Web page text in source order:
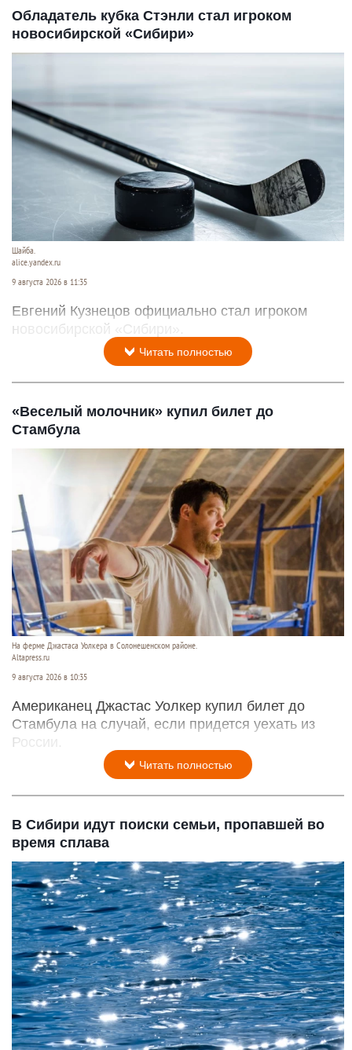
Обладатель кубка Стэнли стал игроком
новосибирской «Сибири»
Шайба.
alice.yandex.ru
9 августа 2026 в 11:35
Евгений Кузнецов официально стал игроком
новосибирской «Сибири».
Читать полностью
«Веселый молочник» купил билет до
Стамбула
На ферме Джастаса Уолкера в Солонешенском районе.
Altapress.ru
9 августа 2026 в 10:35
Американец Джастас Уолкер купил билет до
Стамбула на случай, если придется уехать из
России.
Читать полностью
В Сибири идут поиски семьи, пропавшей во
время сплава